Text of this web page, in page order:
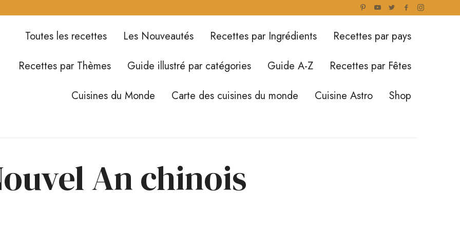
Toutes les recettes Les Nouveautés Recettes par Ingrédients
Recettes par pays
Recettes par Thèmes
Guide illustré par catégories Guide A-Z
Recettes par Fêtes
Cuisines du Monde
Carte des cuisines du monde Cuisine Astro Shop
An chinois